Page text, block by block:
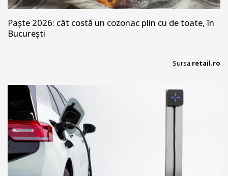
Paște 2026: cât costă un cozonac plin cu de toate, în
București
Sursa retail.ro